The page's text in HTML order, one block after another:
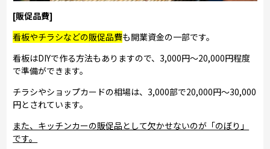
[販促品費]
看板やチラシなどの販促品費も開業資金の一部です。
看板はDIYで作る方法もありますので、3,000円～20,000円程度
で準備ができます。
チラシやショップカードの相場は、3,000部で20,000円～30,000
円とされています。
また、キッチンカーの販促品として欠かせないのが「のぼり」
です。